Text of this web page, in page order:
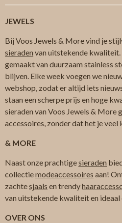
JEWELS
Bij Voos Jewels & More vind je
sieraden van uitstekende kwaliteit.
gemaakt van duurzaam stainless
blijven. Elke week voegen we
webshop, zodat er altijd iets
staan een scherpe prijs en hoge
sieraden van Voos Jewels & More
accessoires, zonder dat het je veel
& MORE
Naast onze prachtigesieraden
collectiemodeaccessoires aan!
zachtesjaals en trendy
van uitstekende kwaliteit en ideaal
OVER ONS